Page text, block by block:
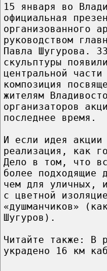
15 января во
официальная
организованного
руководством
Павла Шугурова.
скульптуры
центральной
композиция
жителям
организаторов
последнее время.
И если идея
реализация, как
Дело в том, что
более подходящие
чем для уличных,
с цветной
«душманчиков»
Шугуров).
Читайте также: В
украдено 16 км